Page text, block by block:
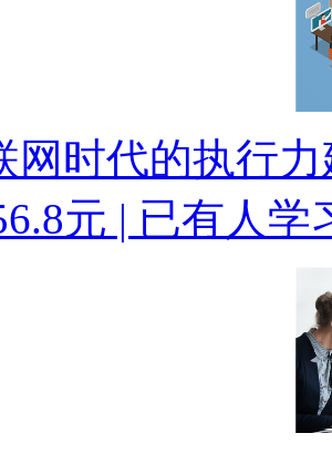
网时代的执行
元 | 已有 人 学